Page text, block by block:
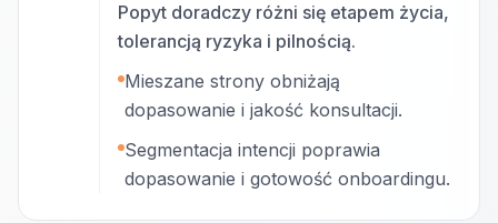
Popyt doradczy różni się etapem życia,
tolerancją ryzyka i pilnością.
Mieszane strony obniżają
dopasowanie i jakość konsultacji.
Segmentacja intencji poprawia
dopasowanie i gotowość onboardingu.